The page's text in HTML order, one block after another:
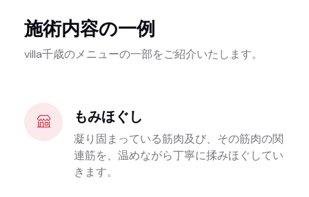
施術内容の一例
villa千歳のメニューの一部をご紹介いたします。
もみほぐし
凝り固まっている筋肉及び、その筋肉の関
連筋を、温めながら丁寧に揉みほぐしてい
きます。